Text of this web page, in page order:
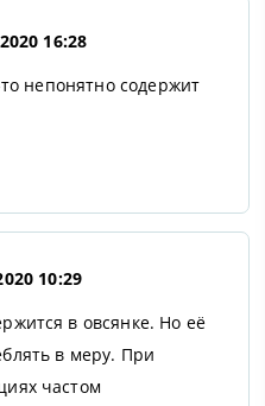
16:28
непонятно содержит
10:29
в овсянке. Но её
в меру. При
частом